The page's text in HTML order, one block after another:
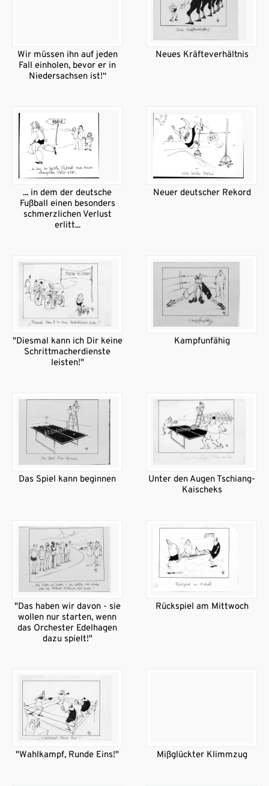
Wir müssen ihn auf jeden
Fall einholen, bevor er in
Niedersachsen ist!“
Neues Kräfteverhältnis
... in dem der deutsche
Fußball einen besonders
schmerzlichen Verlust
erlitt...
Neuer deutscher Rekord
"Diesmal kann ich Dir keine
Schrittmacherdienste
leisten!"
Kampfunfähig
Das Spiel kann beginnen
Unter den Augen Tschiang-
Kaischeks
"Das haben wir davon - sie
wollen nur starten, wenn
das Orchester Edelhagen
dazu spielt!"
Rückspiel am Mittwoch
"Wahlkampf, Runde Eins!" Mißglückter Klimmzug